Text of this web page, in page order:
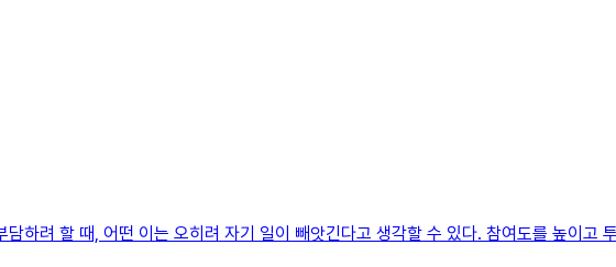
하려 할 때, 어떤 이는 오히려 자기 일이 빼앗긴다고 생각할 수 있다. 참여도를 높이고